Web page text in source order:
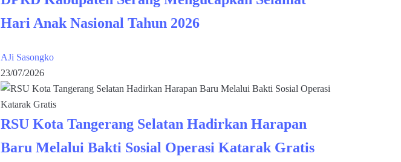
Hari Anak Nasional Tahun 2026
AJi Sasongko
23/07/2026
RSU Kota Tangerang Selatan Hadirkan Harapan
Baru Melalui Bakti Sosial Operasi Katarak Gratis